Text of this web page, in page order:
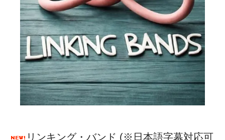
リンキング・バンド (※日本語字幕対応可